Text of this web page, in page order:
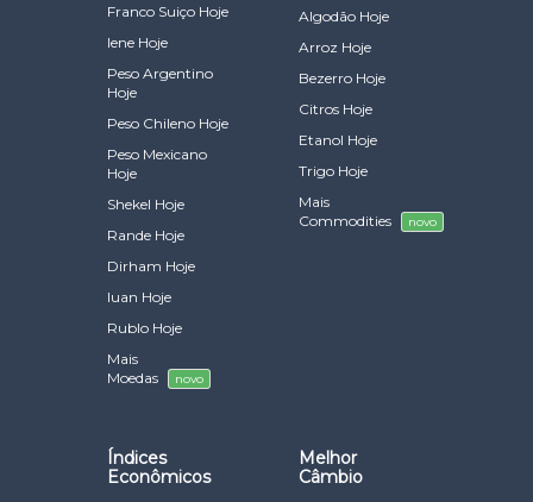
Franco Suiço Hoje
Iene Hoje
Peso Argentino
Hoje
Peso Chileno Hoje
Peso Mexicano
Hoje
Shekel Hoje
Rande Hoje
Dirham Hoje
Iuan Hoje
Rublo Hoje
Mais
Moedas
novo
Algodão Hoje
Arroz Hoje
Bezerro Hoje
Citros Hoje
Etanol Hoje
Trigo Hoje
Mais
Commodities
novo
Índices
Econômicos
Melhor
Câmbio